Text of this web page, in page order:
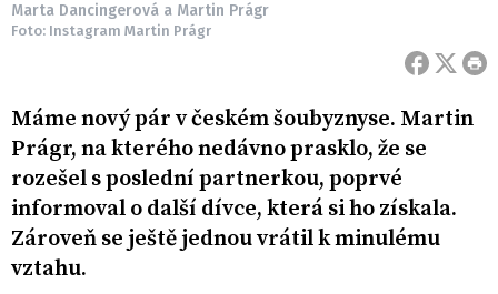
Marta Dancingerová a Martin Prágr
Foto: Instagram Martin Prágr
Máme nový pár v českém šoubyznyse. Martin
Prágr, na kterého nedávno prasklo, že se
rozešel s poslední partnerkou, poprvé
informoval o další dívce, která si ho získala.
Zároveň se ještě jednou vrátil k minulému
vztahu.